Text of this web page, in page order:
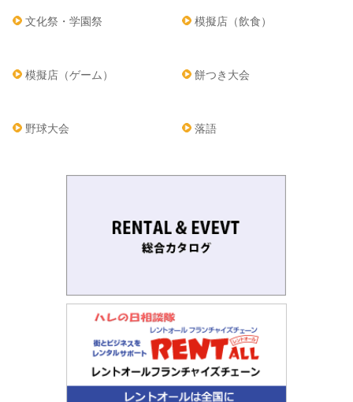
文化祭・学園祭 模擬店（飲食）
模擬店（ゲーム） 餅つき大会
野球大会 落語